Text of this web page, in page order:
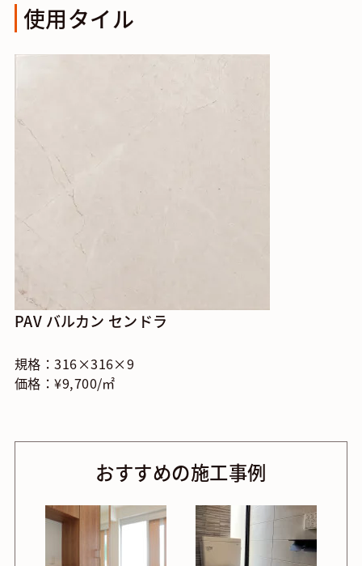
使用タイル
PAV バルカン センドラ
規格：316×316×9
価格：¥9,700/㎡
おすすめの施工事例